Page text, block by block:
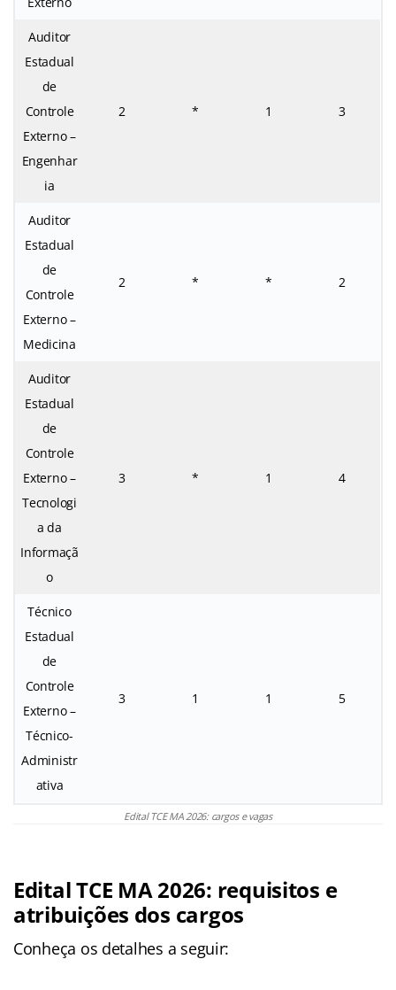
Auditor
Estadual
de
Controle
Externo –
Engenhar
ia
2 * 1 3
Auditor
Estadual
de
Controle
Externo –
Medicina
2 * * 2
Auditor
Estadual
de
Controle
Externo –
Tecnologi
a da
Informaçã
o
3 * 1 4
Técnico
Estadual
de
Controle
Externo –
Técnico-
Administr
ativa
3 1 1 5
Edital TCE MA 2026: cargos e vagas
Edital TCE MA 2026: requisitos e
atribuições dos cargos
Conheça os detalhes a seguir: